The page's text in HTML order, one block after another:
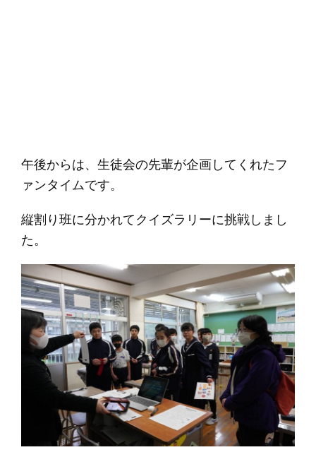
午後からは、生徒会の先輩が企画してくれたフ
ァンタイムです。
縦割り班に分かれてクイズラリーに挑戦しまし
た。